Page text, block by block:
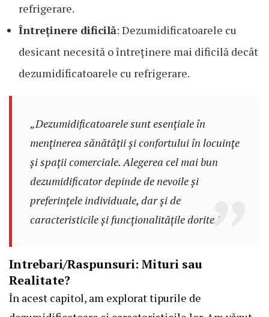
refrigerare.
Întreținere dificilă: Dezumidificatoarele cu
desicant necesită o întreținere mai dificilă decât
dezumidificatoarele cu refrigerare.
„Dezumidificatoarele sunt esențiale în
menținerea sănătății și confortului în locuințe
și spații comerciale. Alegerea cel mai bun
dezumidificator depinde de nevoile și
preferințele individuale, dar și de
caracteristicile și funcționalitățile dorite.”
Intrebari/Raspunsuri: Mituri sau
Realitate?
În acest capitol, am explorat tipurile de